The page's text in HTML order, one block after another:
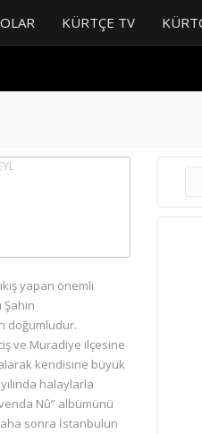
KÜRTÇE TV
yapan önemli
Şahin
doğumludur.
ve Muradiye ilçesine
kendisine büyük
halaylarla
Nû” albümünü
sonra İstanbulun